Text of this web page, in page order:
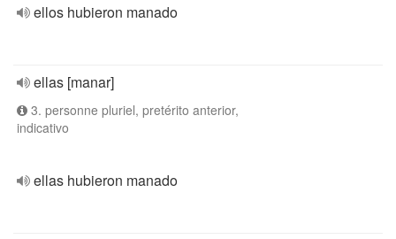
ellos hubieron manado
ellas [manar]
3. personne pluriel, pretérito anterior,
indicativo
ellas hubieron manado